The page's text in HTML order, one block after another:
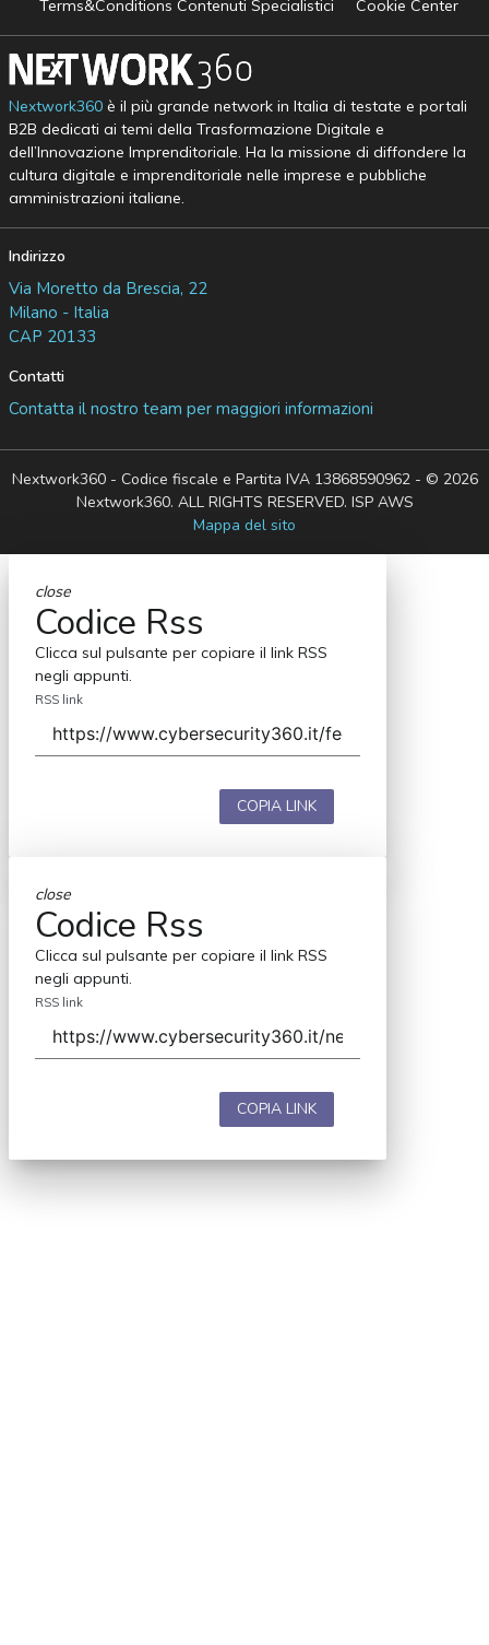
Terms&Conditions Contenuti Specialistici
Cookie Center
Nextwork360è il più grande network in Italia di testate e portali
B2B dedicati ai temi della Trasformazione Digitale e
dell’Innovazione Imprenditoriale. Ha la missione di diffondere la
cultura digitale e imprenditoriale nelle imprese e pubbliche
amministrazioni italiane.
Indirizzo
Via Moretto da Brescia, 22
Milano - Italia
CAP 20133
Contatti
Contatta il nostro team per maggiori informazioni
Nextwork360 - Codice fiscale e Partita IVA 13868590962 - © 2026
Nextwork360. ALL RIGHTS RESERVED. ISP AWS
Mappa del sito
close
Codice Rss
Clicca sul pulsante per copiare il link RSS
negli appunti.
RSS link
COPIA LINK
close
Codice Rss
Clicca sul pulsante per copiare il link RSS
negli appunti.
RSS link
COPIA LINK